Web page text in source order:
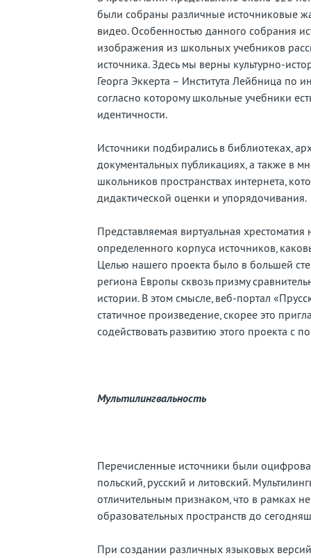
были собраны различные источниковые
видео. Особенностью данного собрания
изображения из школьных учебников
источника. Здесь мы верны культурно-
Георга Эккерта – Института Лейбница по
согласно которому школьные учебники
идентичности.
Источники подбирались в библиотеках,
документальных публикациях, а также в
школьников пространствах интернета,
дидактической оценки и упорядочивания.
Представляемая виртуальная
определенного корпуса источников,
Целью нашего проекта было в большей
региона Европы сквозь призму
истории. В этом смысле, веб-портал
статичное произведение, скорее это
содействовать развитию этого проекта
Мультилингвальность
Перечисленные источники были
польский, русский и литовский.
отличительным признаком, что в рамках
образовательных пространств до
При создании различных языковых